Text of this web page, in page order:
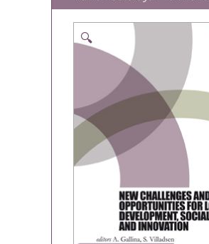
🔍